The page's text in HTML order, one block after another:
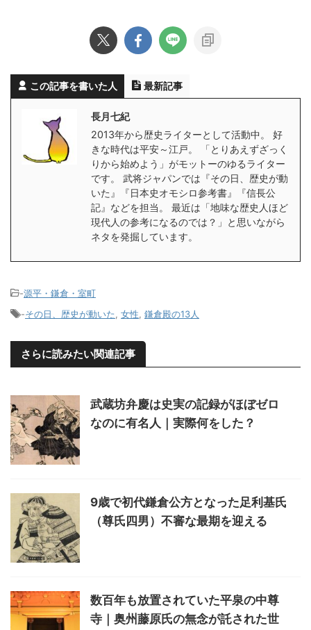
この記事を書いた人 最新記事
長月七紀
2013年から歴史ライターとして活動中。 好
きな時代は平安～江戸。 「とりあえずざっく
りから始めよう」がモットーのゆるライター
です。 武将ジャパンでは『その日、歴史が動
いた』『日本史オモシロ参考書』『信長公
記』などを担当。 最近は「地味な歴史人ほど
現代人の参考になるのでは？」と思いながら
ネタを発掘しています。
-源平・鎌倉・室町
-その日、歴史が動いた 女性 鎌倉殿の13人
さらに読みたい関連記事
武蔵坊弁慶は史実の記録がほぼゼロ
なのに有名人｜実際何をした？
9歳で初代鎌倉公方となった足利基氏
（尊氏四男）不審な最期を迎える
数百年も放置されていた平泉の中尊
寺｜奥州藤原氏の無念が託された世